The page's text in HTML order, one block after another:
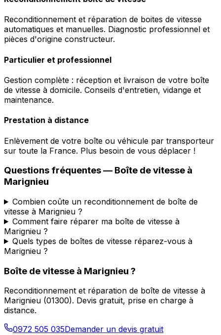
Reconditionnement et réparation de boites de vitesse
automatiques et manuelles. Diagnostic professionnel et
pièces d'origine constructeur.
Particulier et professionnel
Gestion complète : réception et livraison de votre boîte
de vitesse à domicile. Conseils d'entretien, vidange et
maintenance.
Prestation à distance
Enlèvement de votre boîte ou véhicule par transporteur
sur toute la France. Plus besoin de vous déplacer !
Questions fréquentes — Boîte de vitesse à
Marignieu
Combien coûte un reconditionnement de boîte de
vitesse à Marignieu ?
Comment faire réparer ma boîte de vitesse à
Marignieu ?
Quels types de boîtes de vitesse réparez-vous à
Marignieu ?
Boîte de vitesse à Marignieu ?
Reconditionnement et réparation de boîte de vitesse à
Marignieu (01300). Devis gratuit, prise en charge à
distance.
0972 505 035Demander un devis gratuit